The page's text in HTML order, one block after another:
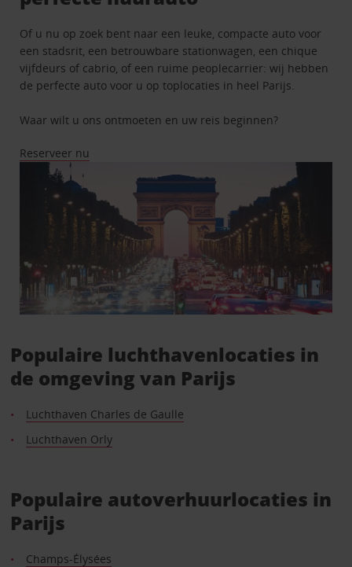
Of u nu op zoek bent naar een leuke, compacte auto voor
een stadsrit, een betrouwbare stationwagen, een chique
vijfdeurs of cabrio, of een ruime peoplecarrier: wij hebben
de perfecte auto voor u op toplocaties in heel Parijs.
Waar wilt u ons ontmoeten en uw reis beginnen?
Reserveer nu
Populaire luchthavenlocaties in
de omgeving van Parijs
Luchthaven Charles de Gaulle
Luchthaven Orly
Populaire autoverhuurlocaties in
Parijs
Champs-Élysées